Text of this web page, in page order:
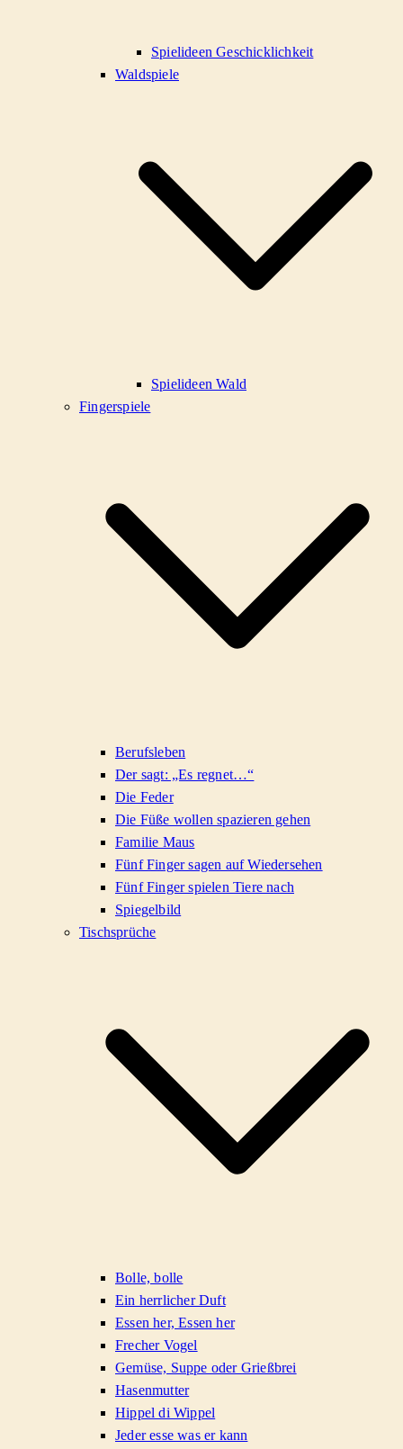
Spielideen Geschicklichkeit
Waldspiele
Spielideen Wald
Fingerspiele
Berufsleben
Der sagt: „Es regnet…“
Die Feder
Die Füße wollen spazieren gehen
Familie Maus
Fünf Finger sagen auf Wiedersehen
Fünf Finger spielen Tiere nach
Spiegelbild
Tischsprüche
Bolle, bolle
Ein herrlicher Duft
Essen her, Essen her
Frecher Vogel
Gemüse, Suppe oder Grießbrei
Hasenmutter
Hippel di Wippel
Jeder esse was er kann